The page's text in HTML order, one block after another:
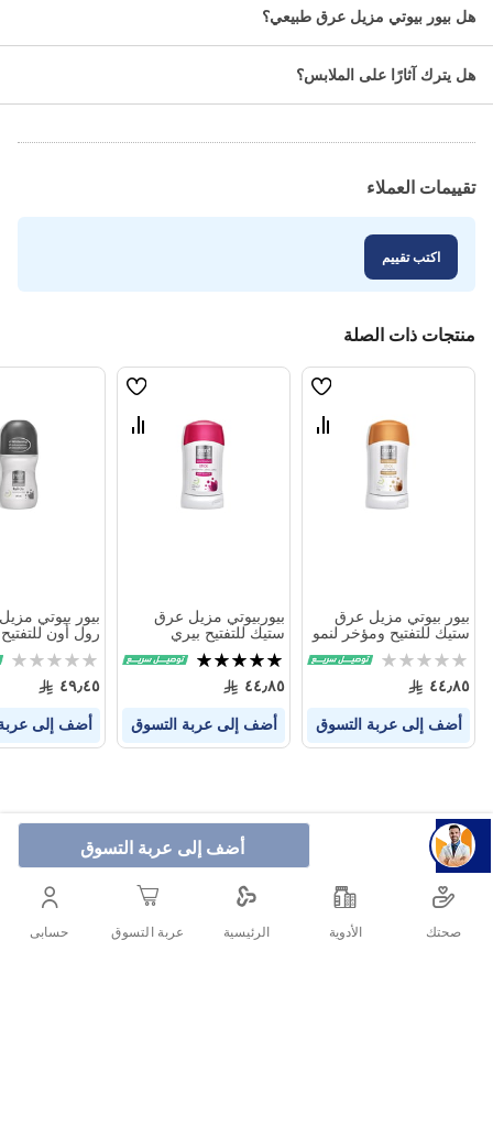
أضف إلى عربة التسوق
يعمل على تبييض منطقة الإبط. • خلاصة شجرة التشيلي الموجودة داخله
بتشكيلة من العطور المميزة
هل بيور بيوتي مزيل عرق طبيعي؟
هل يترك آثارًا على الملابس؟
تقييمات العملاء
اكتب تقييم
منتجات ذات الصلة
قائمة
قارن
بيور بيوتي مزيل عرق
ستيك للتفتيح ومؤخر لنمو
Rating:
0%
٤٤٫٨٥
أضف إلى عربة التسوق
قائمة
قارن
بيوربيوتي مزيل عرق
ستيك للتفتيح بيري
بلوسوم 50 جم
تقييم:
100%
٤٤٫٨٥
أضف إلى عربة التسوق
بيور بيوتي
رول أون
معطر 60 مل
Rating:
0%
٤٩٫٤٥
أضف إلى
صحتك الأدوية الرئيسية عربة التسوق حسابى